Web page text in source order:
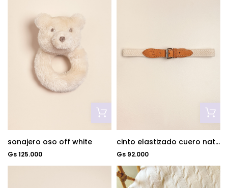
sonajero oso off white
Gs 125.000
cinto elastizado cuero natural beige
Gs 92.000